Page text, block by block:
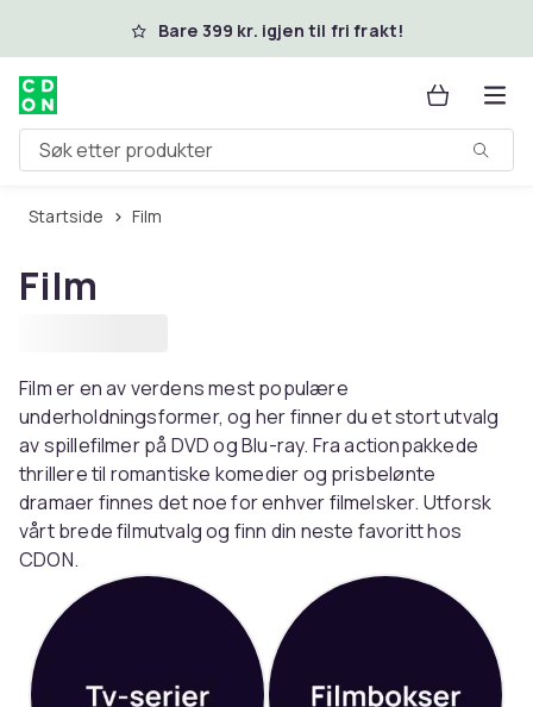
Hopp til hovedinnholdBare 399 kr. igjen til fri frakt!
Søk etter produkter
Startside Film
Film
Film er en av verdens mest populære
underholdningsformer, og her finner du et stort utvalg
av spillefilmer på DVD og Blu-ray. Fra actionpakkede
thrillere til romantiske komedier og prisbelønte
dramaer finnes det noe for enhver filmelsker. Utforsk
vårt brede filmutvalg og finn din neste favoritt hos
CDON.